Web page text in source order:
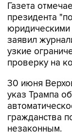
Газета
президента
заявил
узкие
проверку на
30 июня
указ Трампа
гражданства
незаконным.